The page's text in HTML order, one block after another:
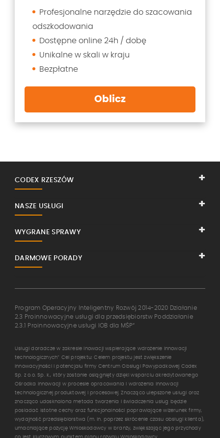
Profesjonalne narzędzie do szacowania
odszkodowania
Dostępne online 24h / dobę
Unikalne w skali w kraju
Bezpłatne
Oblicz
CODEX RZESZÓW
NASZE USŁUGI
WYGRANE SPRAWY
DARMOWE PORADY
Program Operacyjny Inteligentny Rozwój 2014-2020 Działanie
2.3 Proinnowacyjne usługi dla przedsiębiorstw Poddziałanie
2.3.1 Proinnowacyjne usługi IOB dla MŚP“
Usługi doradcze w zakresie inowacji wspierające wdrożenie innowacji
technologicznych” Cel projektu: Celem projektu jest zwiększenie
innowacyjności i potencjału firmy Centrum Obsługi Powypadkowej Codex
Sp. z o.o. Sp. k., który zostanie osiągnięty dzięki wsparciu akredytowanego
Ośrodka Innowacji w procesie opracowania i wdrożenia innowacji
technologicznej produktowej i procesowej. Znacząco ulepszone usługi oraz
znacząco udosknalona metoda tworzenia i świadczenia usług będzie
posiadać istotne cechy oraz funkcjonalności poprawiające wizerunek firmy,
wydajność przedsiębiorstwa (m. in. poprzez skrócenie czasu obsługi klienta),
umacniające pozycję Wnioskodawcy w branży, zwiększając jego przychody
co jest kluczowym punktem planu rozwoju Wnioskodawcy.